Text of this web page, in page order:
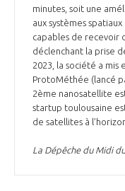
STARTAIR
COMMISSIONS ET
UN ÉCOSYSTÈME
POURQUOI DEVENIR
LA MÉDIATION DANS LA
LE MÉDIATEUR DE LA
MÉDIATION ET
LE SALON DU
CHIFFRES CLÉS
LES ENJEUX
minutes, soit une
aux systèmes
capables de recevoir
déclenchant la prise
2023, la société a
ProtoMéthée (lancé
2ème nanosatellite
startup toulousaine
de satellites à
La Dépêche du Midi
Découvrez les
Rencontres,